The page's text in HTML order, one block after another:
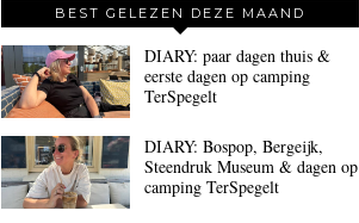
BEST GELEZEN DEZE MAAND
DIARY: paar dagen thuis &
eerste dagen op camping
TerSpegelt
DIARY: Bospop, Bergeijk,
Steendruk Museum & dagen op
camping TerSpegelt